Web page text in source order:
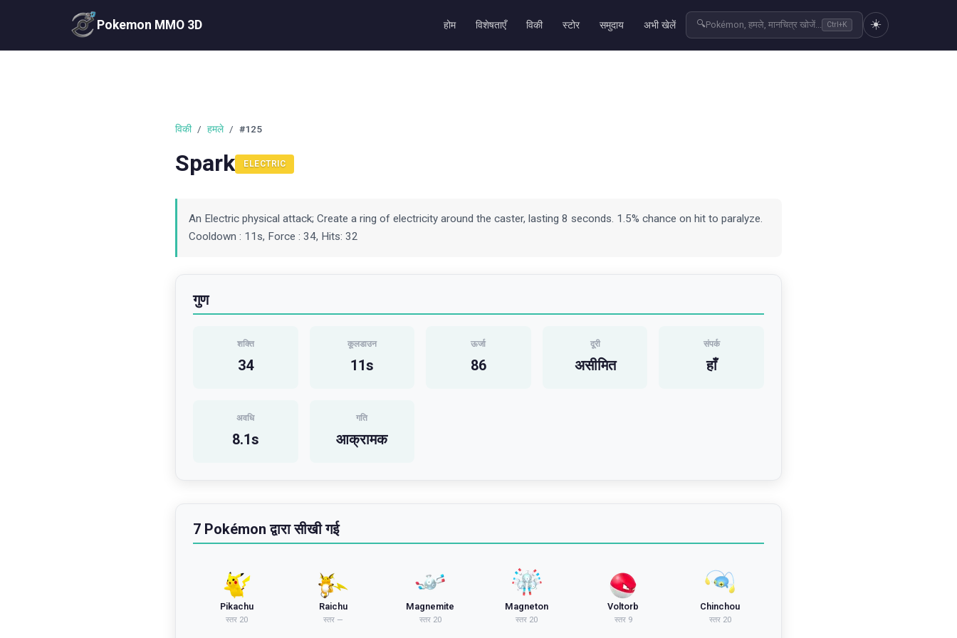
Pokemon MMO 3D होम विशेषताएँ विकी स्टोर समुदाय अभी खेलें 🔍Pokémon, हमले, मानचित्र खोजें... Ctrl+K ☀️
विकी / हमले / #125
Spark ELECTRIC
An Electric physical attack; Create a ring of electricity around the caster, lasting 8 seconds. 1.5% chance on hit to paralyze.
Cooldown : 11s, Force : 34, Hits: 32
गुण
शक्ति
34
कूलडाउन
11s
ऊर्जा
86
दूरी
असीमित
संपर्क
हाँ
अवधि
8.1s
गति
आक्रामक
7 Pokémon द्वारा सीखी गई
Pikachu
स्तर 20
Raichu
स्तर —
Magnemite
स्तर 20
Magneton
स्तर 20
Voltorb
स्तर 9
Chinchou
स्तर 20